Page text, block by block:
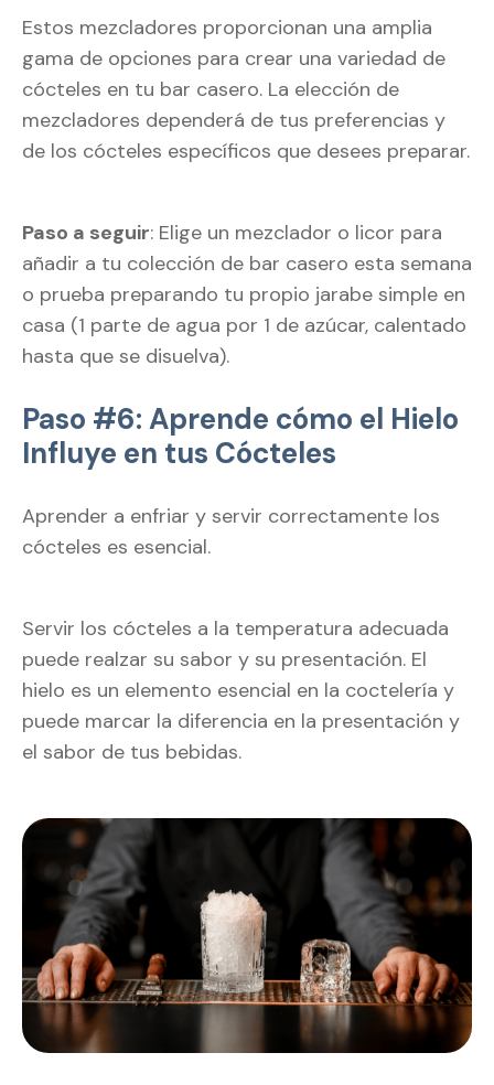
Estos mezcladores proporcionan una amplia
gama de opciones para crear una variedad de
cócteles en tu bar casero. La elección de
mezcladores dependerá de tus preferencias y
de los cócteles específicos que desees preparar.
Paso a seguir: Elige un mezclador o licor para
añadir a tu colección de bar casero esta semana
o prueba preparando tu propio jarabe simple en
casa (1 parte de agua por 1 de azúcar, calentado
hasta que se disuelva).
Paso #6: Aprende cómo el Hielo
Influye en tus Cócteles
Aprender a enfriar y servir correctamente los
cócteles es esencial.
Servir los cócteles a la temperatura adecuada
puede realzar su sabor y su presentación. El
hielo es un elemento esencial en la coctelería y
puede marcar la diferencia en la presentación y
el sabor de tus bebidas.